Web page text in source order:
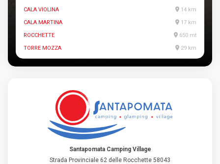
CALA VIOLINA
14 km
CALA MARTINA
17 km
ROCCHETTE
650 mt
TORRE MOZZA
29 km
Santapomata Camping Village
Strada Provinciale 62 delle Rocchette 58043